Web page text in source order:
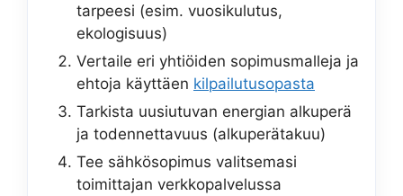
tarpeesi (esim. vuosikulutus,
ekologisuus)
Vertaile eri yhtiöiden sopimusmalleja ja
ehtoja käyttäen kilpailutusopasta
Tarkista uusiutuvan energian alkuperä
ja todennettavuus (alkuperätakuu)
Tee sähkösopimus valitsemasi
toimittajan verkkopalvelussa